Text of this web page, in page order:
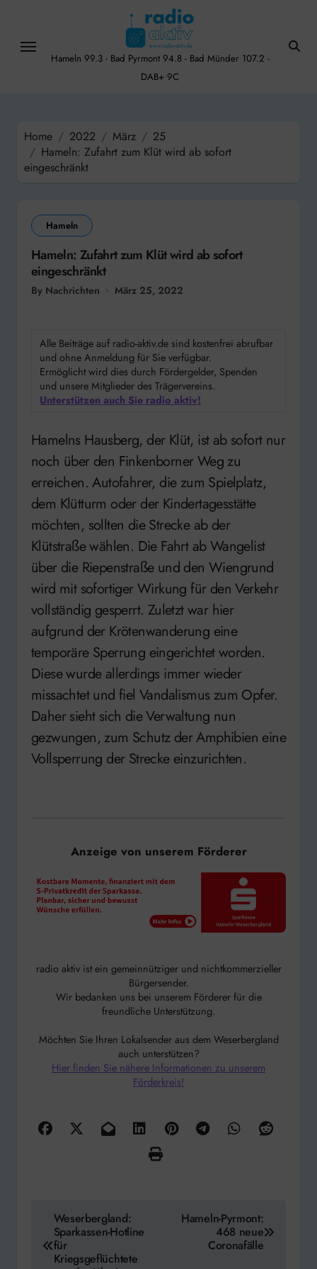
content
Hameln 99.3 - Bad Pyrmont 94.8 - Bad Münder 107.2 -
DAB+ 9C
Home 2022 März
25
Hameln: Zufahrt zum Klüt wird ab sofort
eingeschränkt
Hameln
Hameln: Zufahrt zum Klüt wird ab sofort
eingeschränkt
By Nachrichten März 25, 2022
Alle Beiträge auf radio-aktiv.de sind kostenfrei abrufbar
und ohne Anmeldung für Sie verfügbar.
Ermöglicht wird dies durch Fördergelder, Spenden
und unsere Mitglieder des Trägervereins.
Unterstützen auch Sie radio aktiv!
Hamelns Hausberg, der Klüt, ist ab sofort nur
noch über den Finkenborner Weg zu
erreichen. Autofahrer, die zum Spielplatz,
dem Klütturm oder der Kindertagesstätte
möchten, sollten die Strecke ab der
Klütstraße wählen. Die Fahrt ab Wangelist
über die Riepenstraße und den Wiengrund
wird mit sofortiger Wirkung für den Verkehr
vollständig gesperrt. Zuletzt war hier
aufgrund der Krötenwanderung eine
temporäre Sperrung eingerichtet worden.
Diese wurde allerdings immer wieder
missachtet und fiel Vandalismus zum Opfer.
Daher sieht sich die Verwaltung nun
gezwungen, zum Schutz der Amphibien eine
Vollsperrung der Strecke einzurichten.
Anzeige von unserem Förderer
radio aktiv ist ein gemeinnütziger und nichtkommerzieller
Bürgersender.
Wir bedanken uns bei unserem Förderer für die
freundliche Unterstützung.
Möchten Sie Ihren Lokalsender aus dem Weserbergland
auch unterstützen?
Hier finden Sie nähere Informationen zu unserem
Förderkreis!
Beitragsnavigation
Weserbergland:
Sparkassen-Hotline
für
Kriegsgeflüchtete
Hameln-Pyrmont:
468 neue
Coronafälle